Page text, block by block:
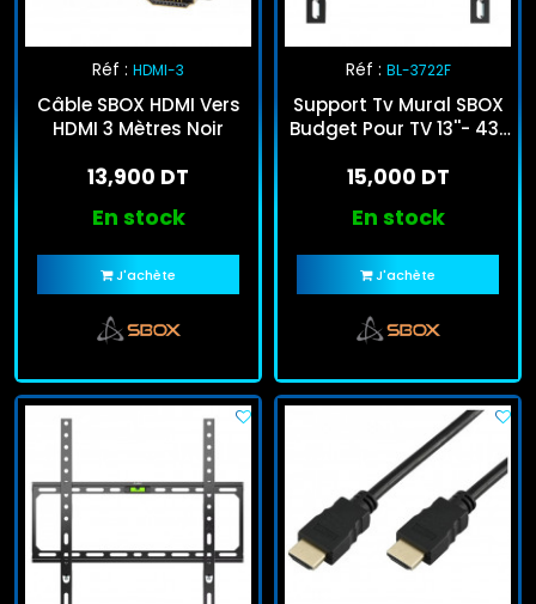
Réf : HDMI-3
Câble SBOX HDMI Vers
HDMI 3 Mètres Noir
13,900 DT
En stock
J'achète
Réf : BL-3722F
Support Tv Mural SBOX
Budget Pour TV 13''- 43''
15,000 DT
En stock
J'achète